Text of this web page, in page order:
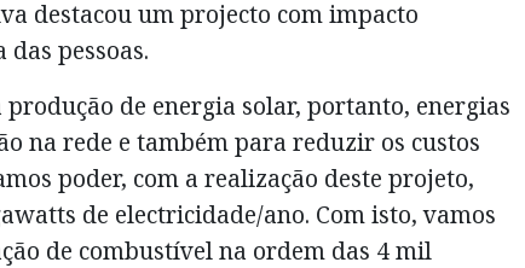
destacou um projecto com impacto
pessoas.
de energia solar, portanto, energias
na rede e também para reduzir os custos
poder, com a realização deste projeto,
de electricidade/ano. Com isto, vamos
de combustível na ordem das 4 mil